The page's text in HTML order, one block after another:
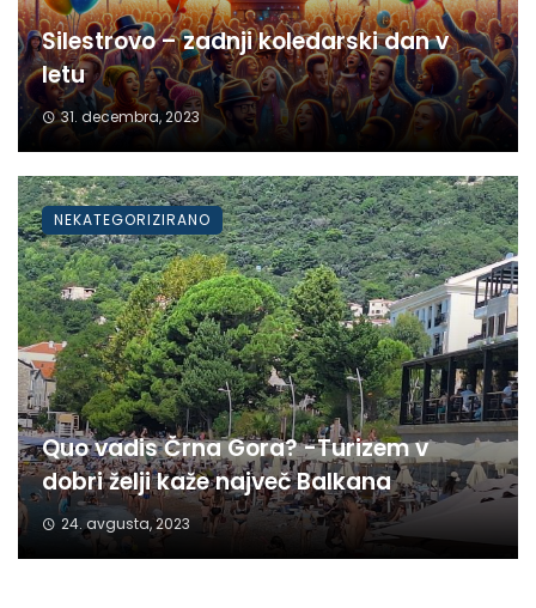
Silestrovo – zadnji koledarski dan v
letu
31. decembra, 2023
Quo vadis Črna Gora? -Turizem v
dobri želji kaže največ Balkana
24. avgusta, 2023
NEKATEGORIZIRANO